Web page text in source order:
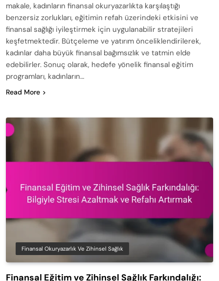
makale, kadınların finansal okuryazarlıkta karşılaştığı
benzersiz zorlukları, eğitimin refah üzerindeki etkisini ve
finansal sağlığı iyileştirmek için uygulanabilir stratejileri
keşfetmektedir. Bütçeleme ve yatırım önceliklendirilerek,
kadınlar daha büyük finansal bağımsızlık ve tatmin elde
edebilirler. Sonuç olarak, hedefe yönelik finansal eğitim
programları, kadınların…
Read More
Finansal Okuryazarlık Ve Zihinsel Sağlık
Finansal Eğitim ve Zihinsel Sağlık Farkındalığı: